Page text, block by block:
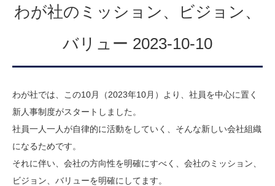
わが社のミッション、ビジョン、
バリュー 2023-10-10
わが社では、この10月（2023年10月）より、社員を中心に置く
新人事制度がスタートしました。
社員一人一人が自律的に活動をしていく、そんな新しい会社組織
になるためです。
それに伴い、会社の方向性を明確にすべく、会社のミッション、
ビジョン、バリューを明確にしてます。